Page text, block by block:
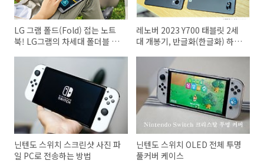
LG 그램 폴드(Fold) 접는 노트
북! LG그램의 차세대 폴더블 노
레노버 2023 Y700 태블릿 2세
대 개봉기, 반글화(한글화) 하는
닌텐도 스위치 스크린샷 사진 파
일 PC로 전송하는 방법
닌텐도 스위치 OLED 전체 투명
풀커버 케이스